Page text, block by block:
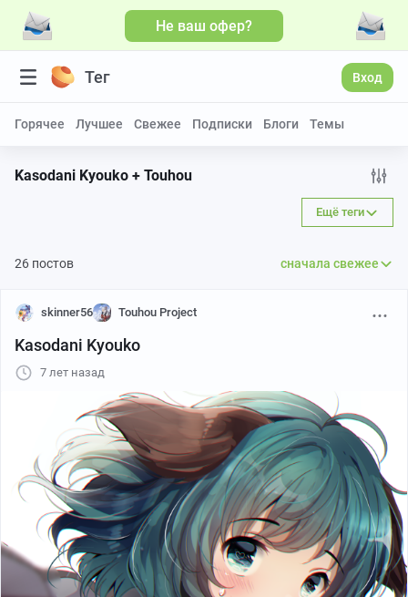
Не ваш офер?
Тег Вход
Горячее Лучшее Свежее Подписки Блоги Темы
Kasodani Kyouko + Touhou
Ещё теги
26 постов сначала свежее
skinner56 Touhou Project
Kasodani Kyouko
7 лет назад